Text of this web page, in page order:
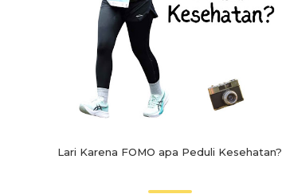
Lari Karena FOMO apa Peduli Kesehatan?